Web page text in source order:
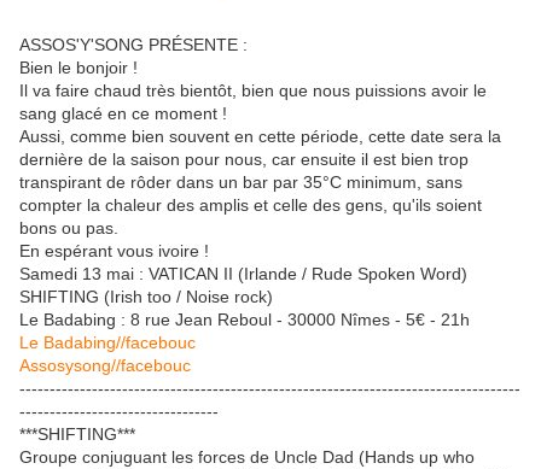
ASSOS'Y'SONG PRÉSENTE :
Bien le bonjoir !
Il va faire chaud très bientôt, bien que nous puissions avoir le
sang glacé en ce moment !
Aussi, comme bien souvent en cette période, cette date sera la
dernière de la saison pour nous, car ensuite il est bien trop
transpirant de rôder dans un bar par 35°C minimum, sans
compter la chaleur des amplis et celle des gens, qu'ils soient
bons ou pas.
En espérant vous ivoire !
Samedi 13 mai : VATICAN II (Irlande / Rude Spoken Word)
SHIFTING (Irish too / Noise rock)
Le Badabing : 8 rue Jean Reboul - 30000 Nîmes - 5€ - 21h
Le Badabing//facebouc
Assosysong//facebouc
-----------------------------------------------------------------------------------
---------------------------------
***SHIFTING***
Groupe conjuguant les forces de Uncle Dad (Hands up who